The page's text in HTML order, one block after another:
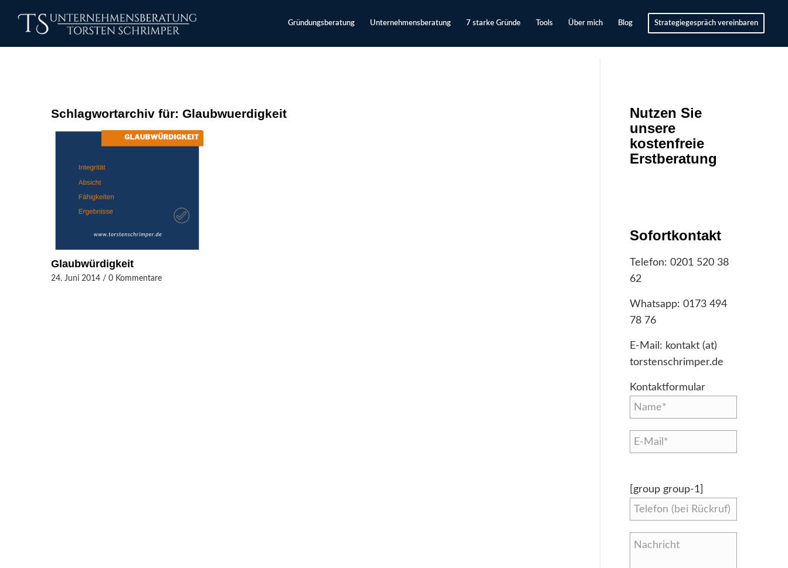
Gründungsberatung Unternehmensberatung 7 starke Gründe Tools Über mich Blog Strategiegespräch vereinbaren
Schlagwortarchiv für:Glaubwuerdigkeit
Glaubwürdigkeit
24. Juni 2014 / 0 Kommentare
Nutzen Sie
unsere
kostenfreie
Erstberatung
Sofortkontakt
Telefon: 0201 520 38
62
Whatsapp: 0173 494
78 76
E-Mail: kontakt (at)
torstenschrimper.de
Kontaktformular
[group group-1]